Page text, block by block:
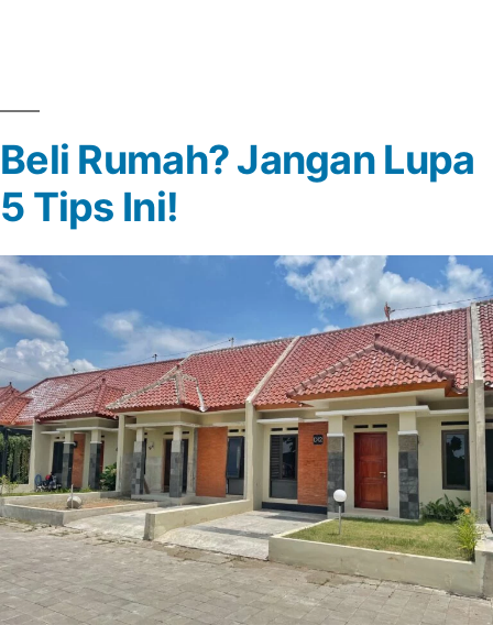
Beli Rumah? Jangan Lupa
5 Tips Ini!